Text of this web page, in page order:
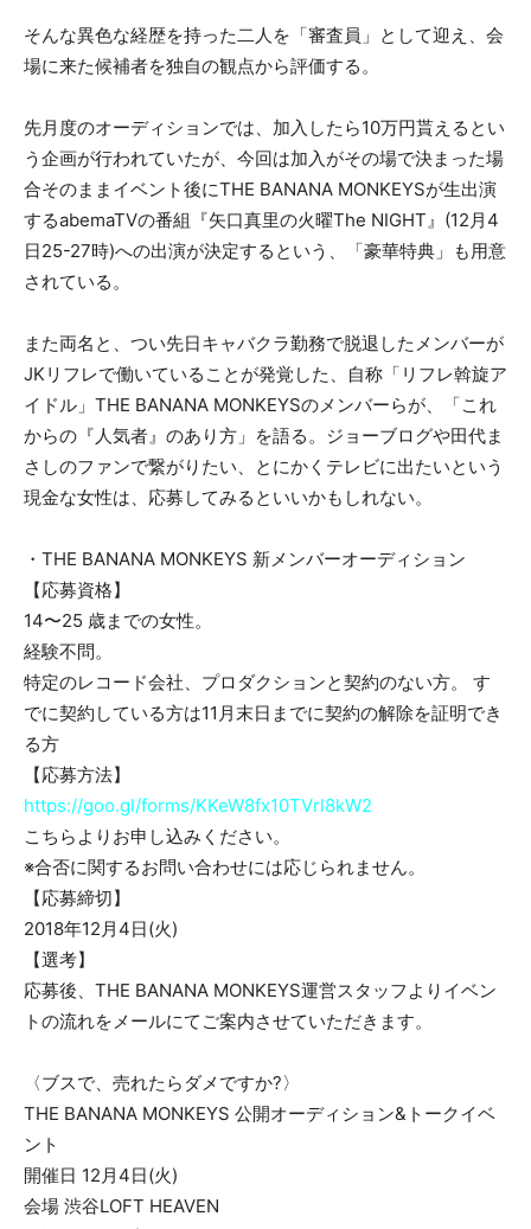
そんな異色な経歴を持った二人を「審査員」として迎え、会
場に来た候補者を独自の観点から評価する。
先月度のオーディションでは、加入したら10万円貰えるとい
う企画が行われていたが、今回は加入がその場で決まった場
合そのままイベント後にTHE BANANA MONKEYSが生出演
するabemaTVの番組『矢口真里の火曜The NIGHT』(12月4
日25-27時)への出演が決定するという、「豪華特典」も用意
されている。
また両名と、つい先日キャバクラ勤務で脱退したメンバーが
JKリフレで働いていることが発覚した、自称「リフレ斡旋ア
イドル」THE BANANA MONKEYSのメンバーらが、「これ
からの『人気者』のあり方」を語る。ジョーブログや田代ま
さしのファンで繋がりたい、とにかくテレビに出たいという
現金な女性は、応募してみるといいかもしれない。
・THE BANANA MONKEYS 新メンバーオーディション
【応募資格】
14〜25 歳までの女性。
経験不問。
特定のレコード会社、プロダクションと契約のない方。 す
でに契約している方は11月末日までに契約の解除を証明でき
る方
【応募方法】
https://goo.gl/forms/KKeW8fx10TVrl8kW2
こちらよりお申し込みください。
※合否に関するお問い合わせには応じられません。
【応募締切】
2018年12月4日(火)
【選考】
応募後、THE BANANA MONKEYS運営スタッフよりイベン
トの流れをメールにてご案内させていただきます。
〈ブスで、売れたらダメですか?〉
THE BANANA MONKEYS 公開オーディション&トークイベ
ント
開催日 12月4日(火)
会場 渋谷LOFT HEAVEN